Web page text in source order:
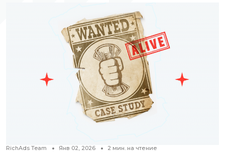
RichAds Team Янв 02, 2026 2 мин. на чтение